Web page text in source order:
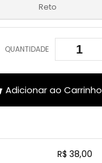
Reto
QUANTIDADE
Adicionar ao Carrinho
R$ 38,00